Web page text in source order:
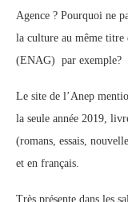
Agence ? Pourquoi ne
la culture au même titre
(ENAG) par exemple?
Le site de l’Anep
la seule année 2019,
(romans, essais,
et en français.
Très présente dans les